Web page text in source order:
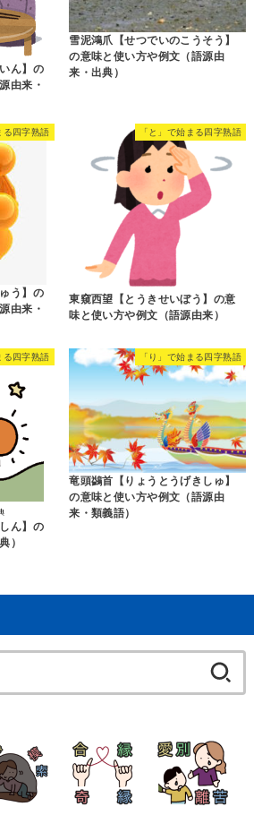
ん】の
由来・
雪泥鴻爪【せつでいのこうそう】
の意味と使い方や例文（語源由
来・出典）
る四字熟語
う】の
由来・
「と」で始まる四字熟語
東窺西望【とうきせいぼう】の意
味と使い方や例文（語源由来）
る四字熟語
ん】の
）
「り」で始まる四字熟語
竜頭鷁首【りょうとうげきしゅ】
の意味と使い方や例文（語源由
来・類義語）
索: